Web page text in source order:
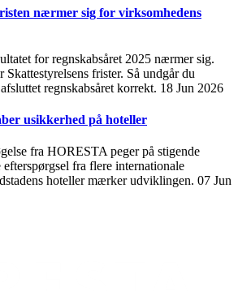
nærmer sig for virksomhedens
for regnskabsåret 2025 nærmer sig.
frister. Så undgår du
regnskabsåret korrekt. 18 Jun 2026
usikkerhed på hoteller
fra HORESTA peger på stigende
fra flere internationale
hoteller mærker udviklingen. 07 Jun